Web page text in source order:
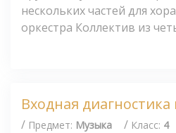
нескольких частей для
оркестра Коллектив из
Входная
/ Предмет: Музыка / Класс: 4